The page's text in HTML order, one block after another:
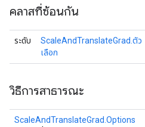
คลาสที่ซ้อนกัน
ระดับ
ScaleAndTranslateGrad.ตัว
เลือก
วิธีการสาธารณะ
ScaleAndTranslateGrad.Options